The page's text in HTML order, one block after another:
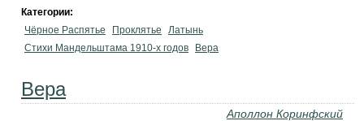
Категории:
Чёрное Распятье
Проклятье
Латынь
Стихи Мандельштама 1910-х годов
Вера
Вера
Аполлон Коринфский